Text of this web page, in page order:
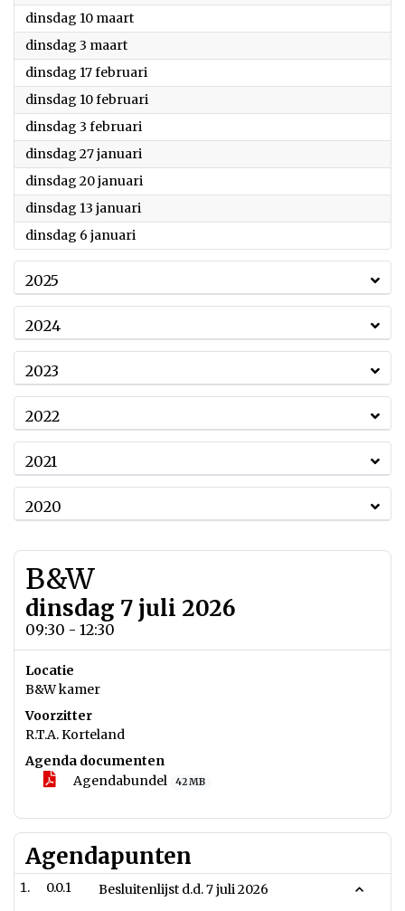
dinsdag 10 maart2026
dinsdag 3 maart2026
dinsdag 17 februari
dinsdag 10 februari
dinsdag 3 februari
dinsdag 27 januari
dinsdag 20 januari
dinsdag 13 januari
dinsdag 6 januari
2025
2024
2023
2022
2021
2020
B&W
dinsdag 7 juli 2026
09:30 - 12:30
Locatie
B&W kamer
Voorzitter
R.T.A. Korteland
Agenda documenten
Agendabundel
42 MB
Agendapunten
0.0.1 Besluitenlijst d.d. 7 juli 2026